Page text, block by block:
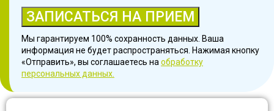
ЗАПИСАТЬСЯ НА ПРИЕМ
Мы гарантируем 100% сохранность данных. Ваша
информация не будет распространяться. Нажимая кнопку
«Отправить», вы соглашаетесь на обработку
персональных данных.